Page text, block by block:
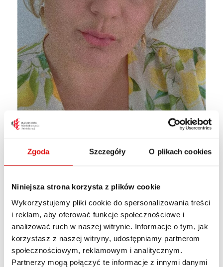
Zgoda Szczegóły O plikach cookies
Niniejsza strona korzysta z plików cookie
Wykorzystujemy pliki cookie do spersonalizowania treści
i reklam, aby oferować funkcje społecznościowe i
analizować ruch w naszej witrynie. Informacje o tym, jak
korzystasz z naszej witryny, udostępniamy partnerom
społecznościowym, reklamowym i analitycznym.
Partnerzy mogą połączyć te informacje z innymi danymi
e-mail:k.kepka@wspa.pl
mgr Katarzyna
Kępka
Wykładowca na kierunku Socjologia